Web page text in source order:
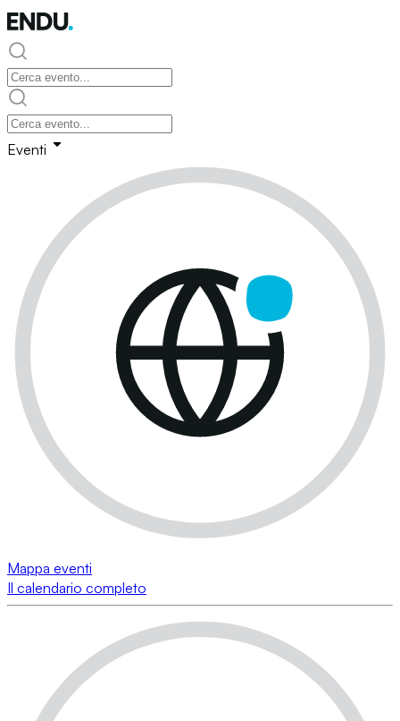
Eventi
Mappa eventi
Il calendario completo